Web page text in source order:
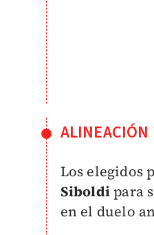
ALINEACIÓN
Los elegidos
Siboldipara
en el duelo